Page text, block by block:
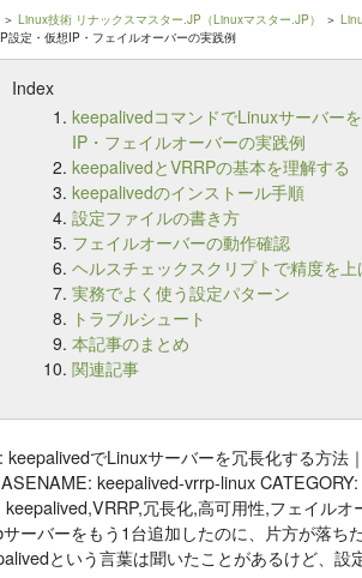
＞ Linux技術 リナックスマスター.JP（Linuxマスター.JP） ＞
設定・仮想IP・フェイルオーバーの実践例
Index
keepalivedコマンドでLinuxサーバー
IP・フェイルオーバーの実践例
keepalivedとVRRPの基本を理解する
keepalivedのインストール手順
設定ファイルの書き方
フェイルオーバーの動作確認
ヘルスチェックスクリプトで精度を上
実務でよく使う設定パターン
トラブルシュート
本記事のまとめ
関連記事
keepalivedでLinuxサーバーを冗長化する方法
keepalived-vrrp-linux
keepalived,VRRP,冗長化,高可用性,フェイル
サーバーをもう1台追加したのに、片方が落ち
という言葉は聞いたことがあるけど、設